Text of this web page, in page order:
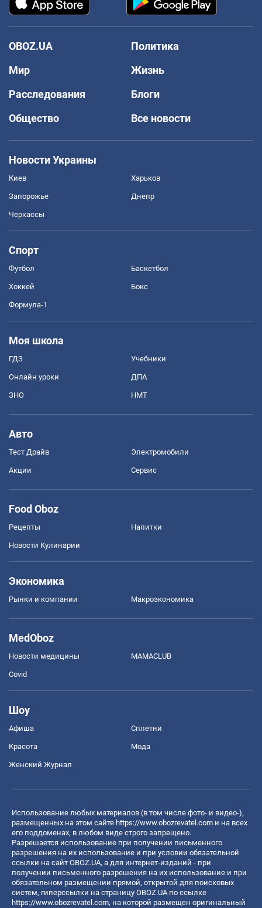
OBOZ.UA
Политика
Мир
Жизнь
Расследования
Блоги
Общество
Все новости
Новости Украины
Киев Харьков
Запорожье Днепр
Черкассы
Спорт
Футбол Баскетбол
Хоккей Бокс
Формула-1
Моя школа
ГДЗ Учебники
Онлайн уроки ДПА
ЗНО НМТ
Авто
Тест Драйв Электромобили
Акции Сервис
Food Oboz
Рецепты Напитки
Новости Кулинарии
Экономика
Рынки и компании Mакроэкономика
MedOboz
Новости медицины MAMACLUB
Covid
Шоу
Афиша Сплетни
Красота Мода
Женский Журнал
Использование любых материалов (в том числе фото- и видео-),
размещенных на этом сайте https://www.obozrevatel.com и на всех
его поддоменах, в любом виде строго запрещено.
Разрешается использование при получении письменного
разрешения на их использование и при условии обязательной
ссылки на сайт OBOZ.UA, а для интернет-изданий - при
получении письменного разрешения на их использование и при
обязательном размещении прямой, открытой для поисковых
систем, гиперссылки на страницу OBOZ.UA по ссылке
https://www.obozrevatel.com, на которой размещен оригинальный